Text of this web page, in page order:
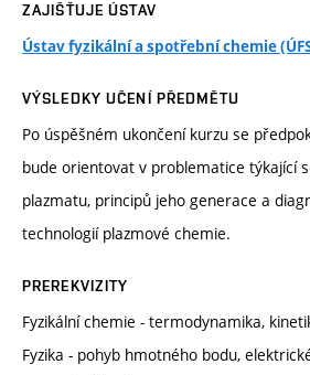
ZAJIŠŤUJE ÚSTAV
Ústav fyzikální a spotřební chemie
VÝSLEDKY UČENÍ PŘEDMĚTU
Po úspěšném ukončení kurzu se
bude orientovat v problematice týkající
plazmatu, principů jeho generace a
technologií plazmové chemie.
PREREKVIZITY
Fyzikální chemie - termodynamika,
Fyzika - pohyb hmotného bodu,